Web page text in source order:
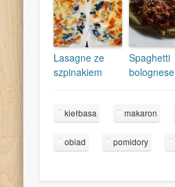
Lasagne ze
szpinakiem
Spaghetti
bolognese
kiełbasa makaron
obiad pomidory